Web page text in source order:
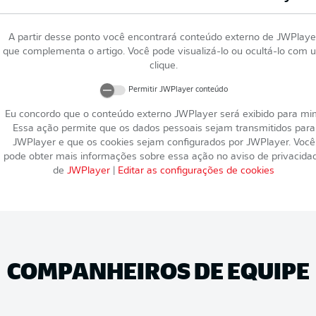
A partir desse ponto você encontrará conteúdo externo de
que complementa o artigo. Você pode visualizá-lo ou ocultá-lo com
clique.
Permitir JWPlayerconteúdo
Eu concordo que o conteúdo externo JWPlayerserá exibido para
Essa ação permite que os dados pessoais sejam transmitidos para
JWPlayere que os cookies sejam configurados por JWPlayer. Você
pode obter mais informações sobre essa ação no aviso de
de JWPlayer Editar as configurações de cookies
COMPANHEIROS DE EQUIPE